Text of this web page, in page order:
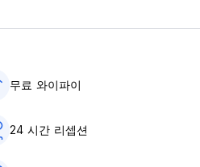
무료 와이파이
24 시간 리셉션